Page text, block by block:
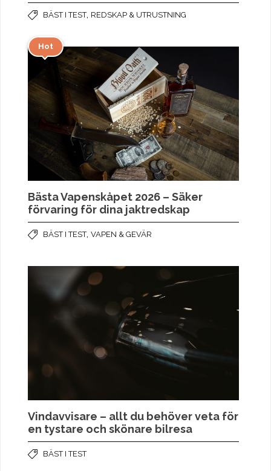
BÄST I TEST, REDSKAP & UTRUSTNING
Hot
Bästa Vapenskåpet 2026 – Säker
förvaring för dina jaktredskap
BÄST I TEST, VAPEN & GEVÄR
Vindavvisare – allt du behöver veta för
en tystare och skönare bilresa
BÄST I TEST